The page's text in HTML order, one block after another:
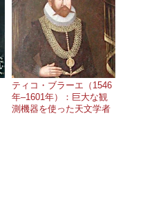
ティコ・ブラーエ（1546
年–1601年）：巨大な観
測機器を使った天文学者